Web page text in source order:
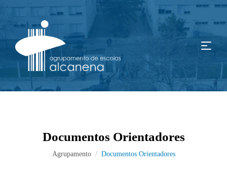
Documentos Orientadores
Agrupamento Documentos Orientadores